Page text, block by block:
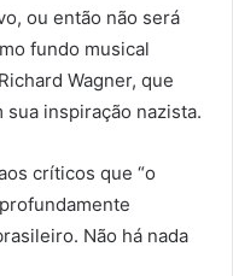
ou então não será
fundo musical
Wagner, que
inspiração nazista.
críticos que “o
Não há nada